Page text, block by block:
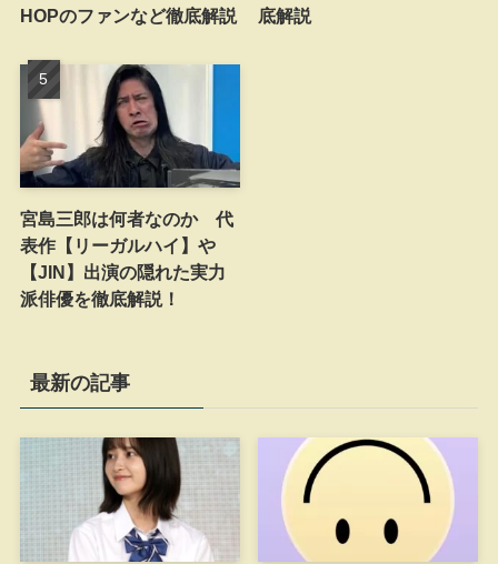
HOPのファンなど徹底解説
底解説
宮島三郎は何者なのか 代
表作【リーガルハイ】や
【JIN】出演の隠れた実力
派俳優を徹底解説！
最新の記事